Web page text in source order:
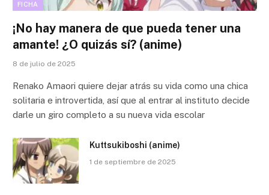
FICHA
¡No hay manera de que pueda tener una
amante! ¿O quizás sí? (anime)
8 de julio de 2025
Renako Amaori quiere dejar atrás su vida como una chica
solitaria e introvertida, así que al entrar al instituto decide
darle un giro completo a su nueva vida escolar
Kuttsukiboshi (anime)
1 de septiembre de 2025